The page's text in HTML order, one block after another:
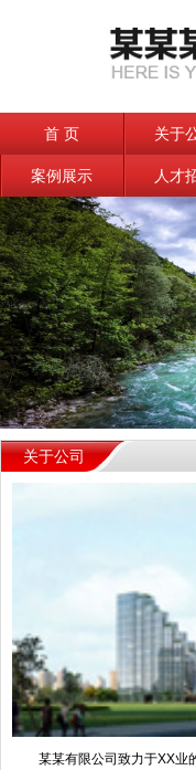
首 页 关于
案例展示 人才
关于公司
某某有限公司致力于XX业的